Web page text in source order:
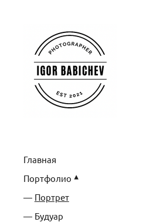
Главная
Портфолио
Портрет
Будуар